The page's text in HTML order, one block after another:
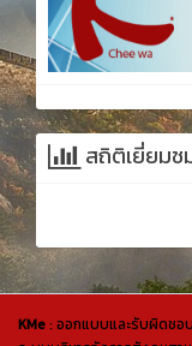
สถิติเยี่ยมช
KMe: ออกแบบและรับผิดชอ